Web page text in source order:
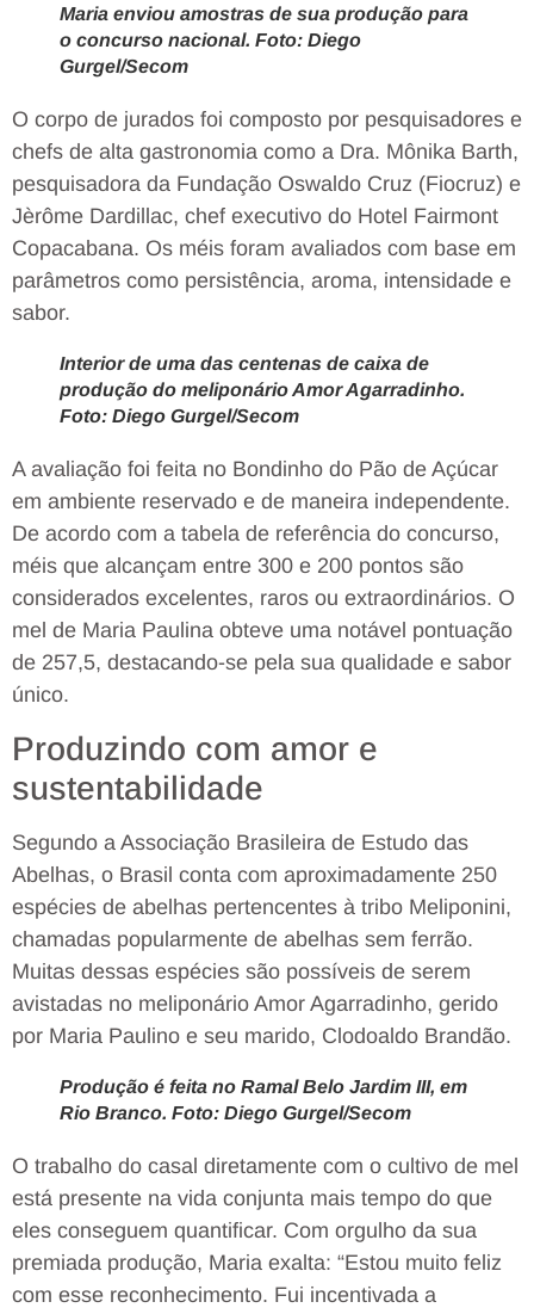
Maria enviou amostras de sua produção para
o concurso nacional. Foto: Diego
Gurgel/Secom
O corpo de jurados foi composto por pesquisadores e
chefs de alta gastronomia como a Dra. Mônika Barth,
pesquisadora da Fundação Oswaldo Cruz (Fiocruz) e
Jèrôme Dardillac, chef executivo do Hotel Fairmont
Copacabana. Os méis foram avaliados com base em
parâmetros como persistência, aroma, intensidade e
sabor.
Interior de uma das centenas de caixa de
produção do meliponário Amor Agarradinho.
Foto: Diego Gurgel/Secom
A avaliação foi feita no Bondinho do Pão de Açúcar
em ambiente reservado e de maneira independente.
De acordo com a tabela de referência do concurso,
méis que alcançam entre 300 e 200 pontos são
considerados excelentes, raros ou extraordinários. O
mel de Maria Paulina obteve uma notável pontuação
de 257,5, destacando-se pela sua qualidade e sabor
único.
Produzindo com amor e
sustentabilidade
Segundo a Associação Brasileira de Estudo das
Abelhas, o Brasil conta com aproximadamente 250
espécies de abelhas pertencentes à tribo Meliponini,
chamadas popularmente de abelhas sem ferrão.
Muitas dessas espécies são possíveis de serem
avistadas no meliponário Amor Agarradinho, gerido
por Maria Paulino e seu marido, Clodoaldo Brandão.
Produção é feita no Ramal Belo Jardim III, em
Rio Branco. Foto: Diego Gurgel/Secom
O trabalho do casal diretamente com o cultivo de mel
está presente na vida conjunta mais tempo do que
eles conseguem quantificar. Com orgulho da sua
premiada produção, Maria exalta: “Estou muito feliz
com esse reconhecimento. Fui incentivada a